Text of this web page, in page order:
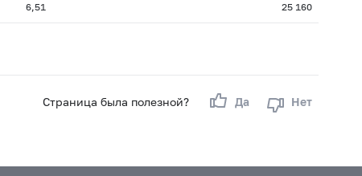
6,51 25 160
Страница была полезной? Да Нет